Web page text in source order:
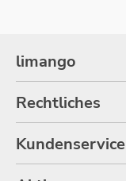
limango
Rechtliches
Kundenservice